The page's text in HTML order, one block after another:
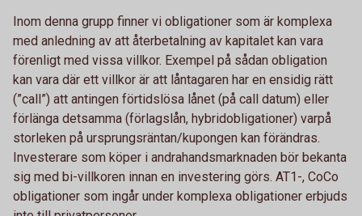
Inom denna grupp finner vi obligationer som är komplexa
med anledning av att återbetalning av kapitalet kan vara
förenligt med vissa villkor. Exempel på sådan obligation
kan vara där ett villkor är att låntagaren har en ensidig rätt
(”call”) att antingen förtidslösa lånet (på call datum) eller
förlänga detsamma (förlagslån, hybridobligationer) varpå
storleken på ursprungsräntan/kupongen kan förändras.
Investerare som köper i andrahandsmarknaden bör bekanta
sig med bi-villkoren innan en investering görs. AT1-, CoCo
obligationer som ingår under komplexa obligationer erbjuds